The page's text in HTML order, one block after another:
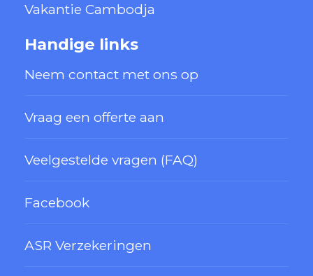
Vakantie Cambodja
Handige links
Neem contact met ons op
Vraag een offerte aan
Veelgestelde vragen (FAQ)
Facebook
ASR Verzekeringen